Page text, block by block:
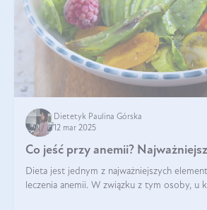
Dietetyk Paulina Górska
12 mar 2025
Co jeść przy anemii?
Dieta jest jednym z najważniejszych
leczenia anemii. W związku z tym osoby, u